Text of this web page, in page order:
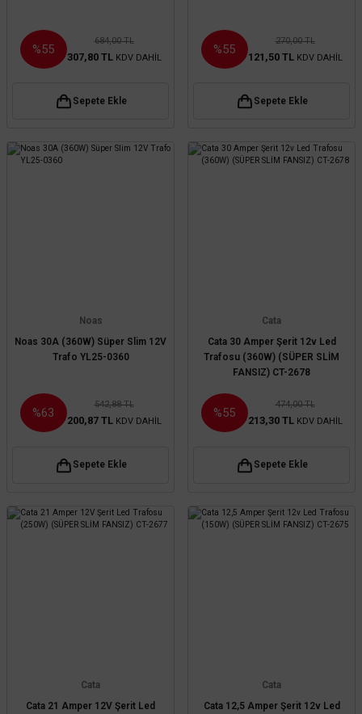
%55
684,00 TL
307,80 TL KDV DAHİL
Sepete Ekle
%55
270,00 TL
121,50 TL KDV DAHİL
Sepete Ekle
Noas
Noas 30A (360W) Süper Slim 12V
Trafo YL25-0360
%63
542,88 TL
200,87 TL KDV DAHİL
Sepete Ekle
Cata
Cata 30 Amper Şerit 12v Led
Trafosu (360W) (SÜPER SLİM
FANSIZ) CT-2678
%55
474,00 TL
213,30 TL KDV DAHİL
Sepete Ekle
Cata
Cata 21 Amper 12V Şerit Led
Cata
Cata 12,5 Amper Şerit 12v Led